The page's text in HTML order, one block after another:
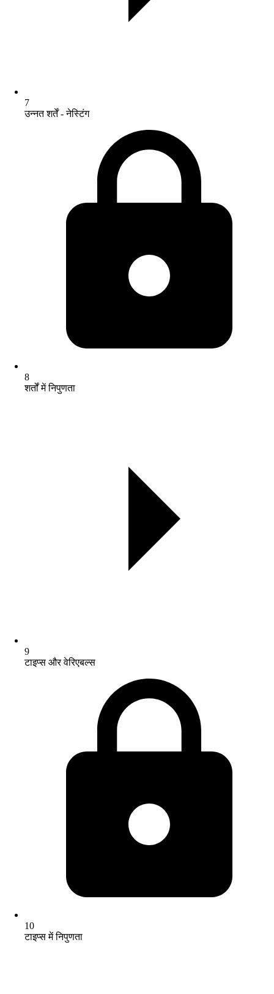
7
उन्नत शर्तें - नेस्टिंग
8
शर्तों में निपुणता
9
टाइप्स और वेरिएबल्स
10
टाइप्स में निपुणता